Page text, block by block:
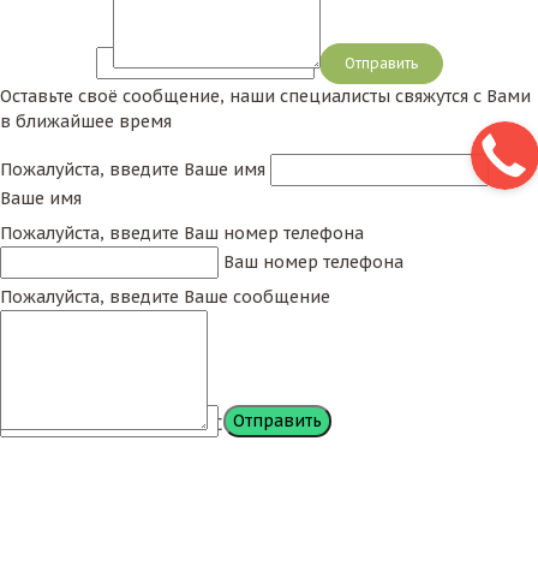
Сообщение
Оставьте своё сообщение, наши специалисты свяжутся с Вами
в ближайшее время
Пожалуйста, введите Ваше имя
Ваше имя
Пожалуйста, введите Ваш номер телефона
Ваш номер телефона
Пожалуйста, введите Ваше сообщение
Сообщение